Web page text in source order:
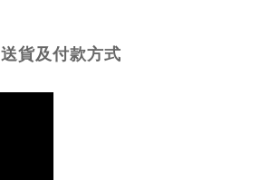
送貨及付款方式